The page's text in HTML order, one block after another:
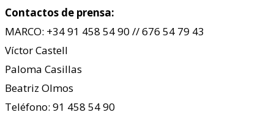
Contactos de prensa:
MARCO: +34 91 458 54 90 // 676 54 79 43
Víctor Castell
Paloma Casillas
Beatriz Olmos
Teléfono: 91 458 54 90